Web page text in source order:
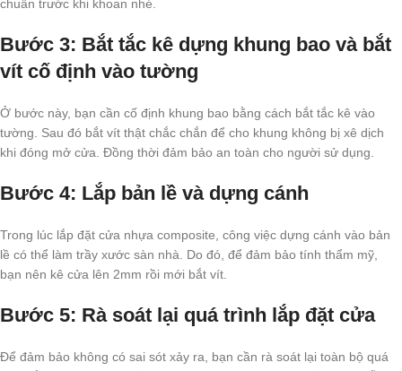
chuẩn trước khi khoan nhé.
Bước 3: Bắt tắc kê dựng khung bao và bắt
vít cố định vào tường
Ở bước này, bạn cần cố định khung bao bằng cách bắt tắc kê vào
tường. Sau đó bắt vít thật chắc chắn để cho khung không bị xê dịch
khi đóng mở cửa. Đồng thời đảm bảo an toàn cho người sử dụng.
Bước 4: Lắp bản lề và dựng cánh
Trong lúc lắp đặt cửa nhựa composite, công việc dựng cánh vào bản
lề có thể làm trầy xước sàn nhà. Do đó, để đảm bảo tính thẩm mỹ,
bạn nên kê cửa lên 2mm rồi mới bắt vít.
Bước 5: Rà soát lại quá trình lắp đặt cửa
Để đảm bảo không có sai sót xảy ra, bạn cần rà soát lại toàn bộ quá